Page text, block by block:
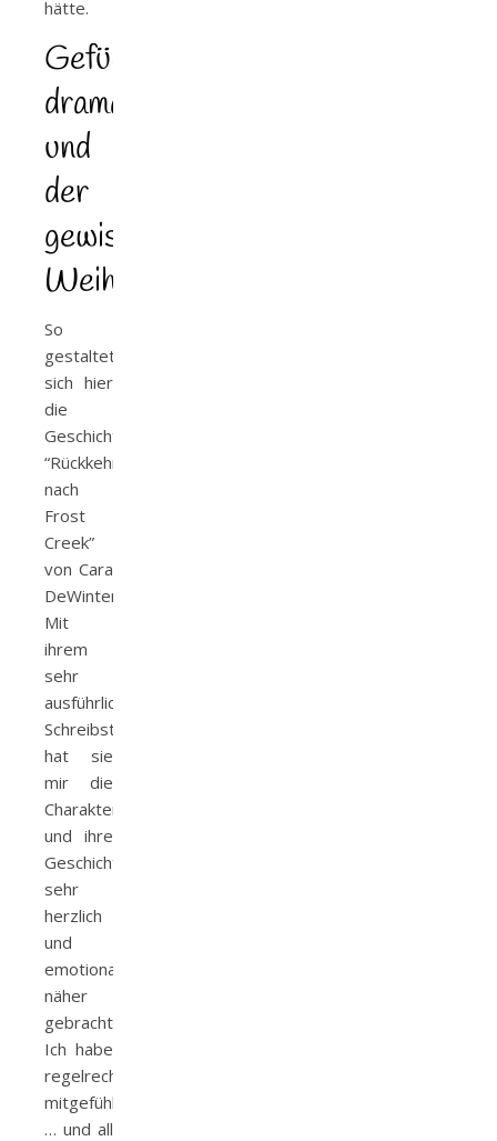
hätte.
Gefühlvoll,
dramatisch
und
der
gewisse
Weihnachtszauber
So
gestaltet
sich hier
die
Geschichte
“Rückkehr
nach
Frost
Creek”
von Cara
DeWinter.
Mit
ihrem
sehr
ausführlichen
Schreibstil
hat sie
mir die
Charaktere
und ihre
Geschichte
sehr
herzlich
und
emotional
näher
gebracht.
Ich habe
regelrecht
mitgefühlt
… und all